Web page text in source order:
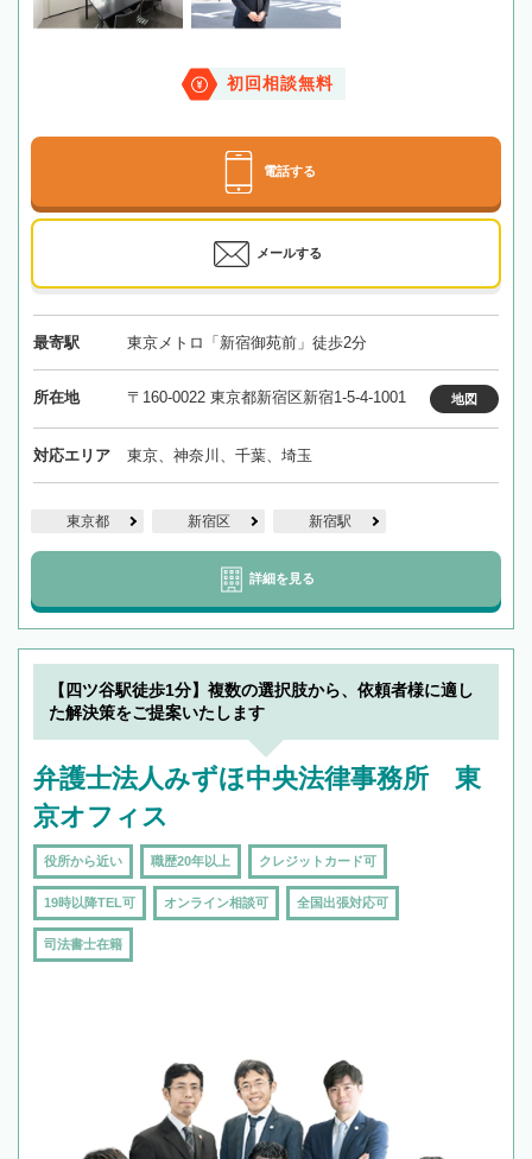
初回相談無料
電話する
メールする
最寄駅 東京メトロ「新宿御苑前」徒歩2分
所在地 〒160-0022 東京都新宿区新宿1-5-4-1001 地図
対応エリア 東京、神奈川、千葉、埼玉
東京都 新宿区 新宿駅
詳細を見る
【四ツ谷駅徒歩1分】複数の選択肢から、依頼者様に適し
た解決策をご提案いたします
弁護士法人みずほ中央法律事務所 東
京オフィス
役所から近い 職歴20年以上 クレジットカード可
19時以降TEL可 オンライン相談可 全国出張対応可
司法書士在籍